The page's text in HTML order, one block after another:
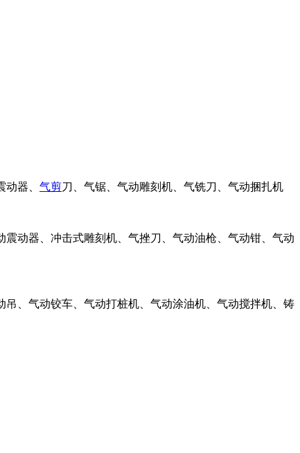
器、 气剪刀、气锯、气动雕刻机、气铣刀、气动捆扎机
动器、冲击式雕刻机、气挫刀、气动油枪、气动钳、气动
、气动铰车、气动打桩机、气动涂油机、气动搅拌机、铸